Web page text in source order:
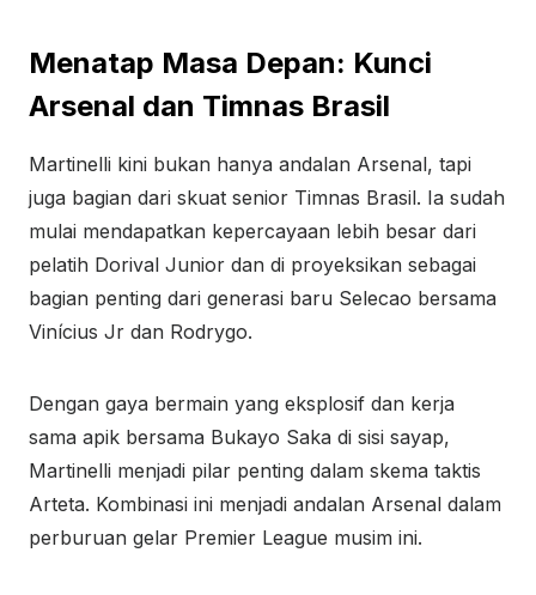
Menatap Masa Depan: Kunci
Arsenal dan Timnas Brasil
Martinelli kini bukan hanya andalan Arsenal, tapi
juga bagian dari skuat senior Timnas Brasil. Ia sudah
mulai mendapatkan kepercayaan lebih besar dari
pelatih Dorival Junior dan di proyeksikan sebagai
bagian penting dari generasi baru Selecao bersama
Vinícius Jr dan Rodrygo.
Dengan gaya bermain yang eksplosif dan kerja
sama apik bersama Bukayo Saka di sisi sayap,
Martinelli menjadi pilar penting dalam skema taktis
Arteta. Kombinasi ini menjadi andalan Arsenal dalam
perburuan gelar Premier League musim ini.